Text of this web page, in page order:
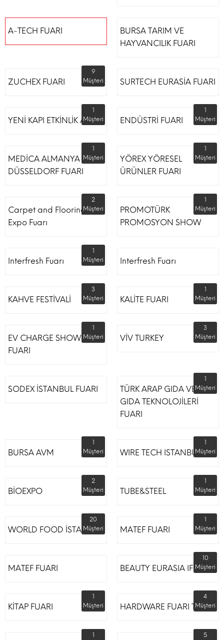
A-TECH FUARI
BURSA TARIM VE
HAYVANCILIK FUARI
ZUCHEX FUARI
9
Müşteri
SURTECH EURASİA FUARI
YENİ KAPI ETKİNLİK ALANI
1
Müşteri
ENDÜSTRİ FUARI
1
Müşteri
MEDİCA ALMANYA
DÜSSELDORF FUARI
1
Müşteri
YÖREX YÖRESEL
ÜRÜNLER FUARI
1
Müşteri
Carpet and Flooring
Expo Fuarı
2
Müşteri
PROMOTÜRK
PROMOSYON SHOW
1
Müşteri
Interfresh Fuarı
1
Müşteri
Interfresh Fuarı
KAHVE FESTİVALİ
3
Müşteri
KALİTE FUARI
1
Müşteri
EV CHARGE SHOW
FUARI
1
Müşteri
VİV TURKEY
3
Müşteri
SODEX İSTANBUL FUARI
TÜRK ARAP GIDA VE
GIDA TEKNOLOJİLERİ
FUARI
1
Müşteri
BURSA AVM
1
Müşteri
WIRE TECH ISTANBUL
1
Müşteri
BİOEXPO
2
Müşteri
TUBE&STEEL
1
Müşteri
WORLD FOOD İSTANBUL
20
Müşteri
MATEF FUARI
1
Müşteri
MATEF FUARI BEAUTY EURASIA IFM
10
Müşteri
KİTAP FUARI
1
Müşteri
HARDWARE FUARI TÜYAP
4
Müşteri
1
5